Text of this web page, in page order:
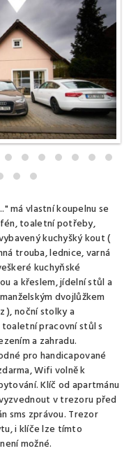
má vlastní koupelnu se
fén, toaletní potřeby,
kuchyšký kout (
trouba, lednice, varná
kuchyňské
a křeslem, jídelní stůl a
dvojlůžkem
), noční stolky a
toaletní pracovní stůl s
a zahradu.
pro handicapované
Wifi volně k
Klíč od apartmánu
v trezoru před
sms zprávou. Trezor
i klíče lze tímto
možné.